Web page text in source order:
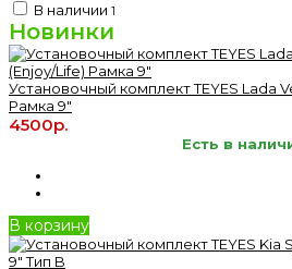
В наличии 1
Новинки
Установочный комплект TEYES Lada
Рамка 9"
4500р.
Есть в
В корзину